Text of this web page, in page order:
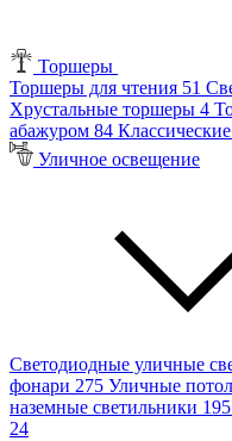
Торшеры
Торшеры для чтения 51
Хрустальные торшеры 4
абажуром 84
Уличное освещение
Светодиодные уличные
фонари 275 Уличные
наземные светильники 195
24